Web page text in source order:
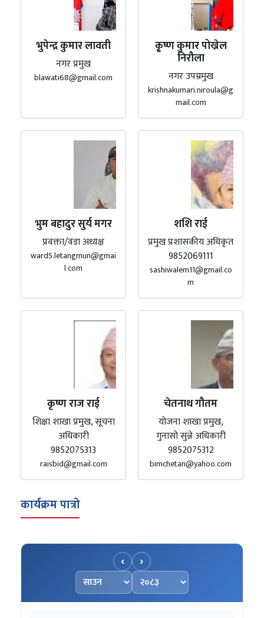
भुपेन्द्र कुमार लावती
नगर प्रमुख
blawati68@gmail.com
कृ्ष्ण कुमार पोख्रेल
निरौला
नगर उपम्रमुख
krishnakumari.niroula@g
mail.com
भुम बहादुर सुर्य मगर
प्रवक्ता/वडा अध्यक्ष
ward5.letangmun@gmai
l.com
शशि राई
प्रमुख प्रशासकीय अधिकृत
9852069111
sashiwalem11@gmail.co
m
कृष्ण राज राई
शिक्षा शाखा प्रमुख, सूचना
अधिकारी
9852075313
raisbid@gmail.com
चेतनाथ गौतम
योजना शाखा प्रमुख,
गुनासो सुन्ने अधिकारी
9852075312
bimchetan@yahoo.com
कार्यक्रम पात्रो
‹
महिना चयन गर्नुहोस्
वर्ष चयन गर्नुहोस्
›